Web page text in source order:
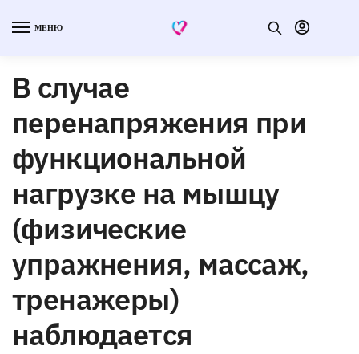
МЕНЮ
В случае
перенапряжения при
функциональной
нагрузке на мышцу
(физические
упражнения, массаж,
тренажеры)
наблюдается